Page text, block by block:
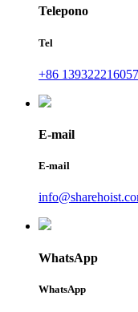
Telepono
Tel
+86 139322216057
E-mail
E-mail
WhatsApp
WhatsApp